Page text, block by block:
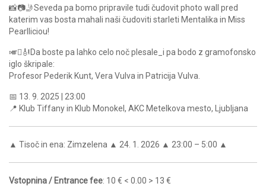
📸📷🤳Seveda pa bomo pripravile tudi čudovit photo wall pred
katerim vas bosta mahali naši čudoviti starleti Mentalika in Miss
Pearlliciou!
🎺🪉🎻Da boste pa lahko celo noč plesale_i pa bodo z gramofonsko
iglo škripale:
Profesor Pederik Kunt, Vera Vulva in Patricija Vulva.
📅 13. 9. 2025 | 23:00
📍 Klub Tiffany in Klub Monokel, AKC Metelkova mesto, Ljubljana
▲ Tisoč in ena: Zimzelena ▲ 24. 1. 2026 ▲ 23:00 – 5:00 ▲
Vstopnina / Entrance fee: 10 € < 0.00 > 13 €